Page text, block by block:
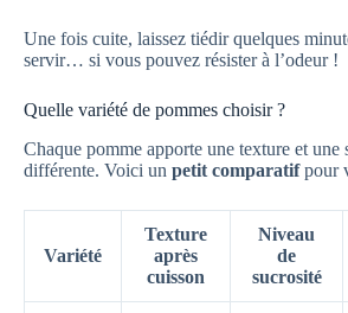
Une fois cuite, laissez tiédir quelques
servir… si vous pouvez résister à l’odeur !
Quelle variété de pommes choisir ?
Chaque pomme apporte une texture et une
différente. Voici un petit comparatifpour
Variété
Texture
après
cuisson
Niveau
de
sucrosité